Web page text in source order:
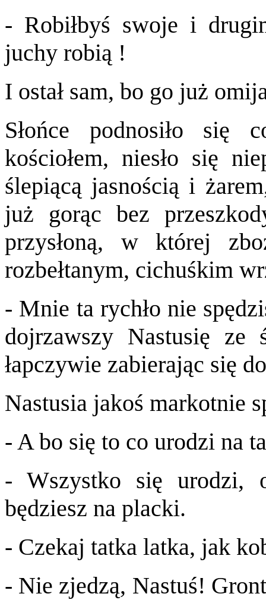
- Robiłbyś swoje i
juchy robią !
I ostał sam, bo go już
Słońce podnosiło się
kościołem, niesło się
ślepiącą jasnością i
już gorąc bez
przysłoną, w której
rozbełtanym, cichuśkim
- Mnie ta rychło nie
dojrzawszy Nastusię ze
łapczywie zabierając się
Nastusia jakoś markotnie
- A bo się to co urodzi na
- Wszystko się urodzi,
będziesz na placki.
- Czekaj tatka latka, jak
- Nie zjedzą, Nastuś!